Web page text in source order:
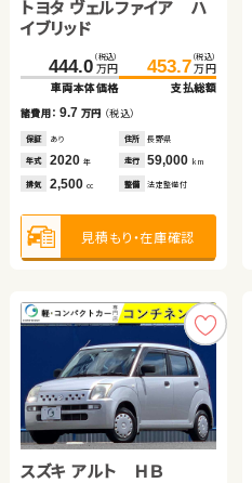
トヨタ ヴェルファイア ハ
イブリッド
444.0 （税込）
万円
車両本体価格
453.7 （税込）
万円
支払総額
諸費用：9.7 万円 （税込）
保証 あり 住所 長野県
年式 2020 年 走行 59,000 km
排気 2,500 cc 整備 法定整備付
見積もり・在庫確認
スズキ アルト ＨＢ
49.4 （税込）
万円
車両本体価格
60.4 （税込）
万円
支払総額
諸費用：11.0万円（税込）
保証 あり 住所 埼玉県
年式 2013 年 走行 81,800 km
排気 1,500 整備 法定整備付
見積もり・在庫確認
19.7 （税込）
万円
車両本体価格
25.9 （税込）
万円
支払総額
諸費用：6.2 万円 （税込）
保証 なし 住所 岡山県
年式 2010 年 走行 74,900 km
排気 660cc 整備 法定整備付
見積もり・在庫確認
日産 セレナ